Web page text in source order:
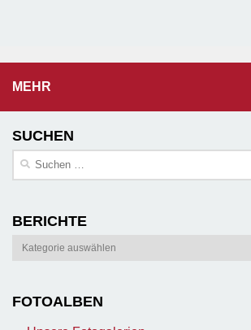
MEHR
SUCHEN
Suchen
BERICHTE
Berichte
FOTOALBEN